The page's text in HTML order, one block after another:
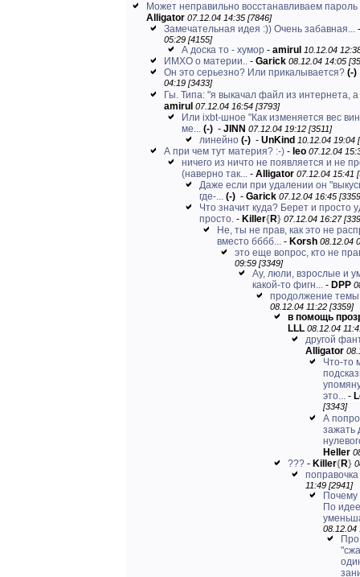
Может неправильно восстанавливаем
Alligator 07.12.04 14:35 [7846]
Замечательная идея :)) Очень забавная...
05:29 [4155]
А доска то - хумор - amirul 10.12.04
ИМХО о материи.. - Garick 08.12.04 14:05
Он это серьезно? Или прикалывается? (-)
04:19 [3433]
Гы. Типа: "я выкачал файл из интернета, а
amirul 07.12.04 16:54 [3793]
Или ixbt-шное "Как изменяется вес
ме... (-) - JINN 07.12.04 19:12 [3511]
линейно (-) - UnKind 10.12.04 19:04
А при чем тут материя? :-) - leo 07.12.04
ничего из ничто не появляется и не
(наверно так... - Alligator 07.12.04 15:41
Даже если при удалении он
где-... (-) - Garick 07.12.04 16:45
Что значит куда? Берет и просто
просто. - Killer{R} 07.12.04 16:27
Не, ты не прав, как это не
вместо бббб... - Korsh 08.12.04
это еще вопрос, кто не
09:59 [3349]
Ау, люли, взрослые и
какой-то фигн... - DPP
продолжение темы
08.12.04 11:22 [3359]
в помощь
LLL 08.12.04
другой
Alligator
Что-то
это... -
[3343]
А
зажать
Heller
??? - Killer{R}
поправочка
11:49 [2941]
По
08.12.04